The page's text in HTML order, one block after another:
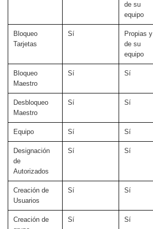
de su
equipo
Bloqueo
Tarjetas
Sí
Propias y
de su
equipo
Bloqueo
Maestro
Sí Sí
Desbloqueo
Maestro
Sí Sí
Equipo Sí Sí
Designación
de
Autorizados
Sí Sí
Creación de
Usuarios
Sí Sí
Creación de
Sí Sí